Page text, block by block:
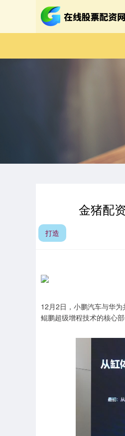
金猪配
打造
12月2日，小鹏汽车与华
鲲鹏超级增程技术的核心